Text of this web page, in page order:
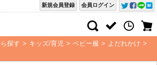
会員ログイン
新規会員登録
探す > キッズ/育児 > ベビー服 > よだれかけ >